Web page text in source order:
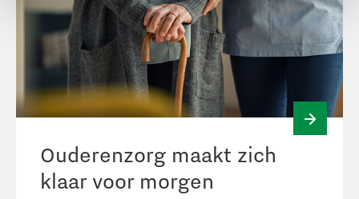
Ouderenzorg maakt zich
klaar voor morgen
Case